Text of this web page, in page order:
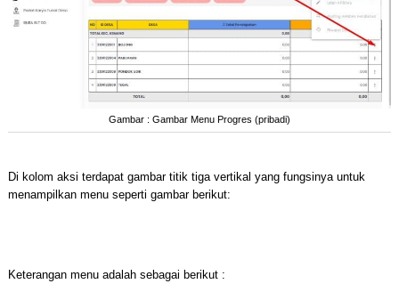
Gambar : Gambar Menu Progres (pribadi)
Di kolom aksi terdapat gambar titik tiga vertikal yang fungsinya untuk
menampilkan menu seperti gambar berikut:
Keterangan menu adalah sebagai berikut :